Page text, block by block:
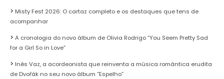
Misty Fest 2026: O cartaz completo e os destaques que tens de
acompanhar
A cronologia do novo álbum de Olivia Rodrigo “You Seem Pretty Sad
for a Girl So in Love”
Inês Vaz, a acordeonista que reinventa a música romântica erudita
de Dvořák no seu novo álbum “Espelho”